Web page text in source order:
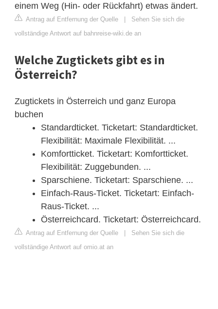
einem Weg (Hin- oder Rückfahrt) etwas ändert.
Antrag auf Entfernung der Quelle | Sehen Sie sich die
vollständige Antwort auf bahnreise-wiki.de an
Welche Zugtickets gibt es in
Österreich?
Zugtickets in Österreich und ganz Europa
buchen
Standardticket. Ticketart: Standardticket.
Flexibilität: Maximale Flexibilität. ...
Komfortticket. Ticketart: Komfortticket.
Flexibilität: Zuggebunden. ...
Sparschiene. Ticketart: Sparschiene. ...
Einfach-Raus-Ticket. Ticketart: Einfach-
Raus-Ticket. ...
Österreichcard. Ticketart: Österreichcard.
Antrag auf Entfernung der Quelle | Sehen Sie sich die
vollständige Antwort auf omio.at an